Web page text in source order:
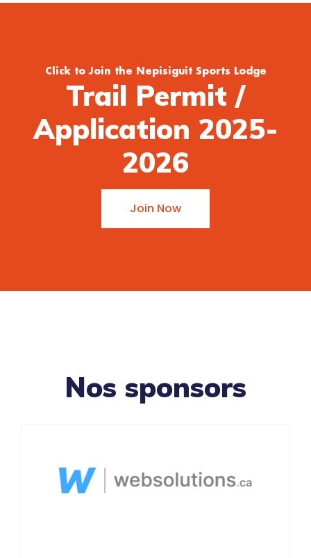
Click to Join the Nepisiguit Sports Lodge
Trail Permit /
Application 2025-
2026
Join Now
Nos sponsors